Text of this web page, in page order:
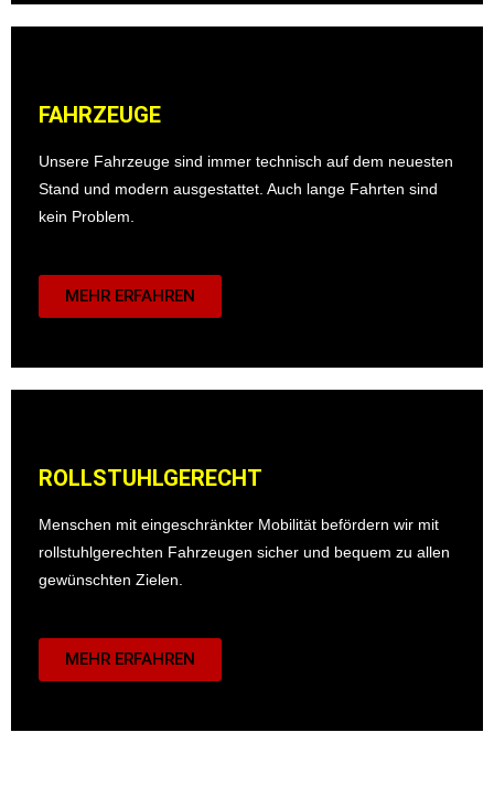
FAHRZEUGE
Unsere Fahrzeuge sind immer technisch auf dem neuesten
Stand und modern ausgestattet. Auch lange Fahrten sind
kein Problem.
MEHR ERFAHREN
ROLLSTUHLGERECHT
Menschen mit eingeschränkter Mobilität befördern wir mit
rollstuhlgerechten Fahrzeugen sicher und bequem zu allen
gewünschten Zielen.
MEHR ERFAHREN